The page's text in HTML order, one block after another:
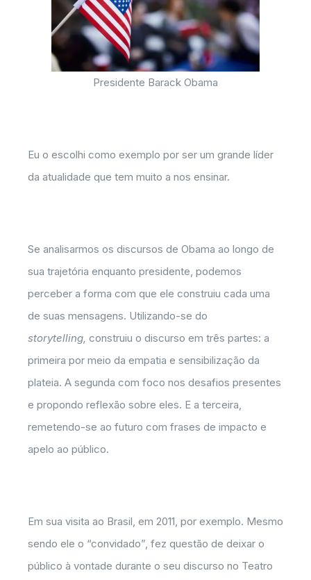
Presidente Barack Obama
Eu o escolhi como exemplo por ser um grande líder
da atualidade que tem muito a nos ensinar.
Se analisarmos os discursos de Obama ao longo de
sua trajetória enquanto presidente, podemos
perceber a forma com que ele construiu cada uma
de suas mensagens. Utilizando-se do
storytelling, construiu o discurso em três partes: a
primeira por meio da empatia e sensibilização da
plateia. A segunda com foco nos desafios presentes
e propondo reflexão sobre eles. E a terceira,
remetendo-se ao futuro com frases de impacto e
apelo ao público.
Em sua visita ao Brasil, em 2011, por exemplo. Mesmo
sendo ele o “convidado”, fez questão de deixar o
público à vontade durante o seu discurso no Teatro